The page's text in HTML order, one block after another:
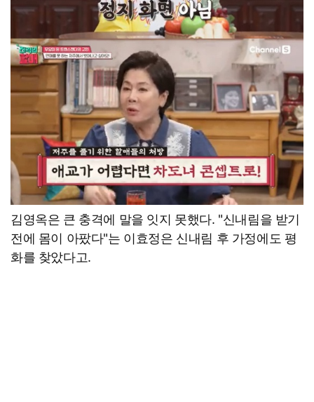
김영옥은 큰 충격에 말을 잇지 못했다. "신내림을 받기
전에 몸이 아팠다"는 이효정은 신내림 후 가정에도 평
화를 찾았다고.